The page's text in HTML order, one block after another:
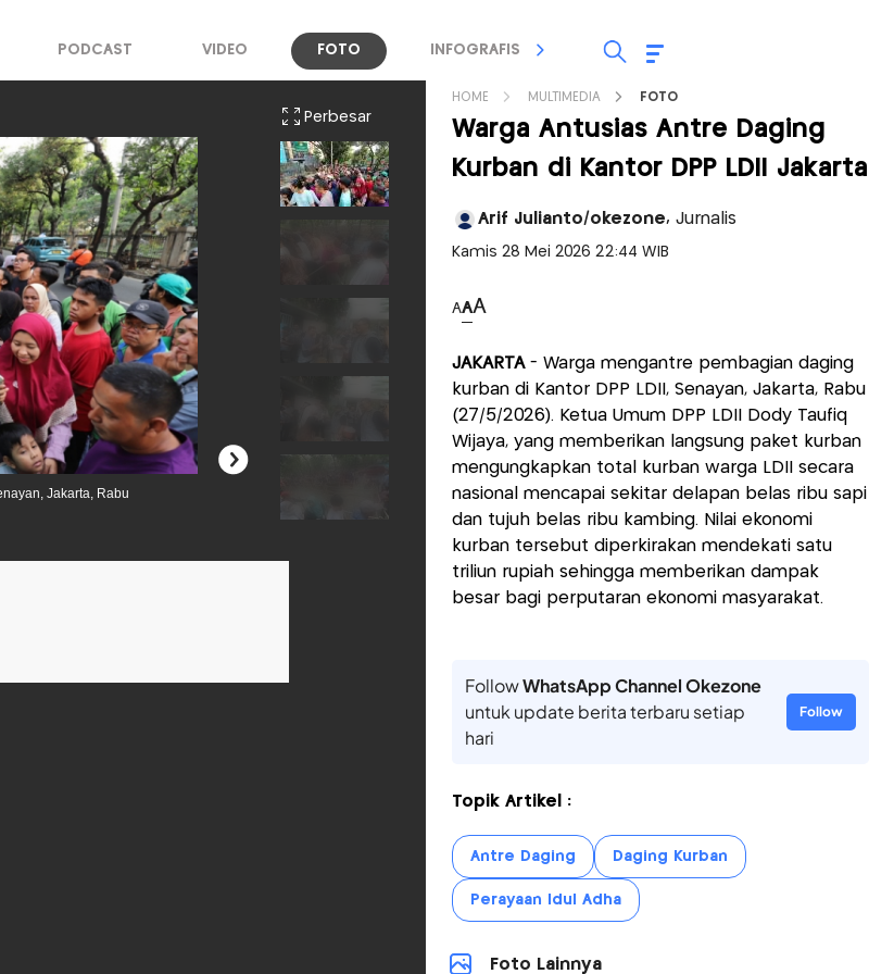
PODCAST VIDEO FOTO INFOGRAFIS TV STREAMING
Perbesar
Jakarta, Rabu
HOME MULTIMEDIA FOTO
Warga Antusias Antre Daging
Kurban di Kantor DPP LDII Jakarta
Arif Julianto/okezone, Jurnalis
Kamis 28 Mei 2026 22:44 WIB
AAA
JAKARTA- Warga mengantre pembagian daging
kurban di Kantor DPP LDII, Senayan, Jakarta, Rabu
(27/5/2026). Ketua Umum DPP LDII Dody Taufiq
Wijaya, yang memberikan langsung paket kurban
mengungkapkan total kurban warga LDII secara
nasional mencapai sekitar delapan belas ribu sapi
dan tujuh belas ribu kambing. Nilai ekonomi
kurban tersebut diperkirakan mendekati satu
triliun rupiah sehingga memberikan dampak
besar bagi perputaran ekonomi masyarakat.
FollowWhatsApp Channel Okezone
untuk update berita terbaru setiap
hari
Follow
Topik Artikel :
Antre Daging Daging Kurban
Perayaan Idul Adha
Foto Lainnya